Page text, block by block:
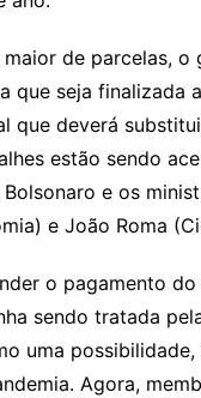
de parcelas, o
que seja finalizada
que deverá
estão sendo
e os
e João Roma
o pagamento do
sendo tratada
uma possibilidade,
Agora,